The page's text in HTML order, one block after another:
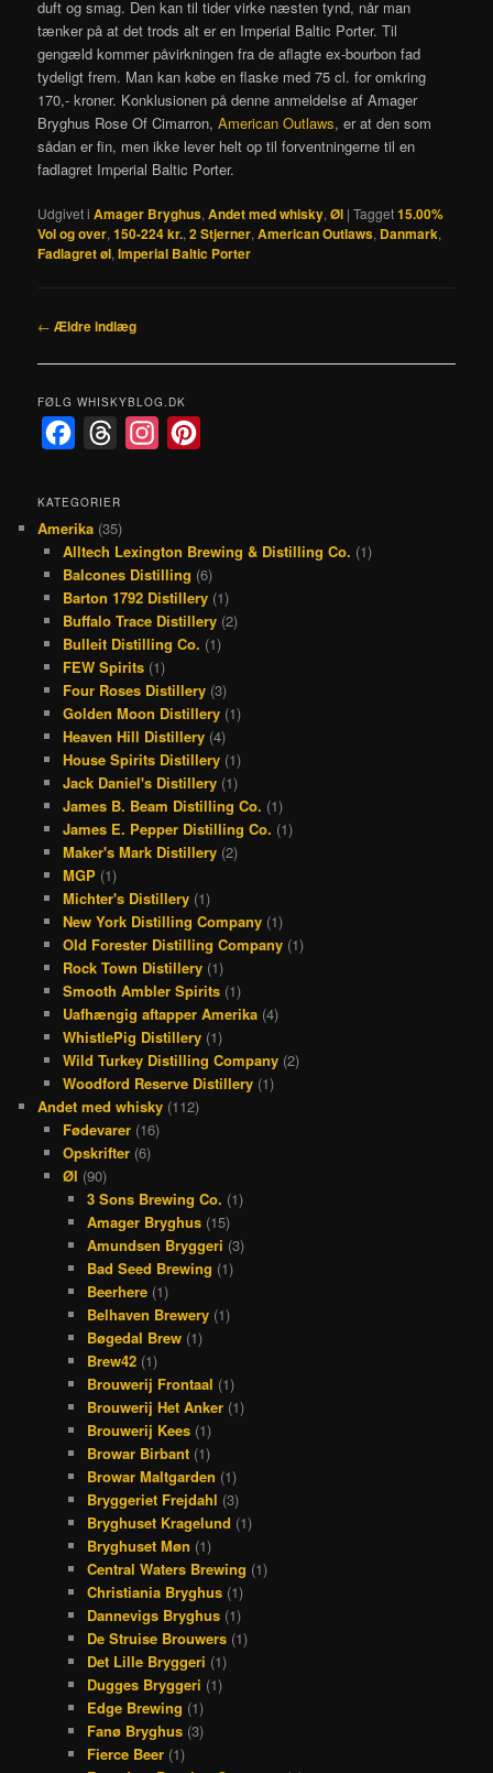
duft og smag. Den kan til tider virke næsten tynd, når man
tænker på at det trods alt er en Imperial Baltic Porter. Til
gengæld kommer påvirkningen fra de aflagte ex-bourbon fad
tydeligt frem. Man kan købe en flaske med 75 cl. for omkring
170,- kroner. Konklusionen på denne anmeldelse af Amager
Bryghus Rose Of Cimarron,American Outlaws, er at den som
sådan er fin, men ikke lever helt op til forventningerne til en
fadlagret Imperial Baltic Porter.
Udgivet i Amager Bryghus,Andet med whisky,Øl |Tagget15.00%
Vol og over,150-224 kr.,2 Stjerner,American Outlaws, Danmark,
Fadlagret øl,Imperial Baltic Porter
Indlægsnavigation
← Ældre indlæg
FØLG WHISKYBLOG.DK
c
e
b
o
o
k
r
e
a
d
s
a
g
r
a
m
e
r
e
t
KATEGORIER
Amerika (35)
Alltech Lexington Brewing & Distilling Co. (1)
Balcones Distilling (6)
Barton 1792 Distillery(1)
Buffalo Trace Distillery(2)
Bulleit Distilling Co. (1)
FEW Spirits(1)
Four Roses Distillery(3)
Golden Moon Distillery(1)
Heaven Hill Distillery(4)
House Spirits Distillery(1)
Jack Daniel's Distillery(1)
James B. Beam Distilling Co. (1)
James E. Pepper Distilling Co. (1)
Maker's Mark Distillery(2)
MGP(1)
Michter's Distillery(1)
New York Distilling Company(1)
Old Forester Distilling Company(1)
Rock Town Distillery(1)
Smooth Ambler Spirits(1)
Uafhængig aftapper Amerika(4)
WhistlePig Distillery(1)
Wild Turkey Distilling Company(2)
Woodford Reserve Distillery(1)
Andet med whisky (112)
Fødevarer(16)
Opskrifter(6)
Øl (90)
3 Sons Brewing Co. (1)
Amager Bryghus (15)
Amundsen Bryggeri (3)
Bad Seed Brewing (1)
Beerhere (1)
Belhaven Brewery (1)
Bøgedal Brew (1)
Brew42 (1)
Brouwerij Frontaal (1)
Brouwerij Het Anker (1)
Brouwerij Kees (1)
Browar Birbant (1)
Browar Maltgarden (1)
Bryggeriet Frejdahl (3)
Bryghuset Kragelund (1)
Bryghuset Møn (1)
Central Waters Brewing (1)
Christiania Bryghus (1)
Dannevigs Bryghus (1)
De Struise Brouwers (1)
Det Lille Bryggeri (1)
Dugges Bryggeri (1)
Edge Brewing (1)
Fanø Bryghus (3)
Fierce Beer (1)